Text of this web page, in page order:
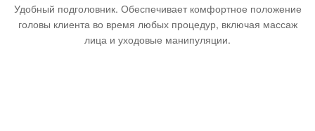
Удобный подголовник. Обеспечивает комфортное положение
головы клиента во время любых процедур, включая массаж
лица и уходовые манипуляции.